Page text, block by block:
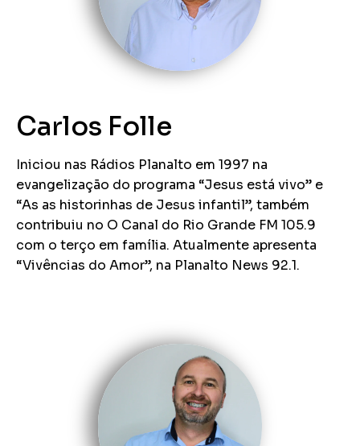
Carlos Folle
Iniciou nas Rádios Planalto em 1997 na
evangelização do programa “Jesus está vivo” e
“As as historinhas de Jesus infantil”, também
contribuiu no O Canal do Rio Grande FM 105.9
com o terço em família. Atualmente apresenta
“Vivências do Amor”, na Planalto News 92.1.